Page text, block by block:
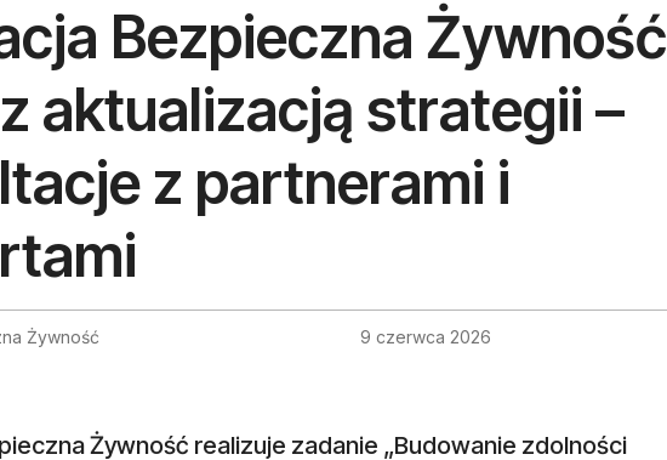
Bezpieczna Żywność
aktualizacją strategii –
z partnerami i
Żywność 9 czerwca 2026
Żywność realizuje zadanie „Budowanie zdolności